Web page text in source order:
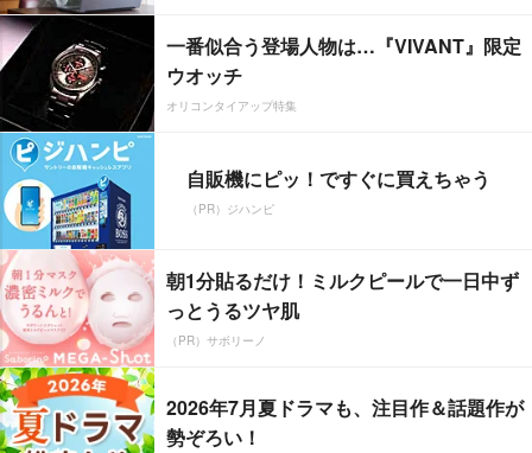
一番似合う登場人物は…『VIVANT』限定
ウオッチ
オリコンタイアップ特集
自販機にピッ！ですぐに買えちゃう
（PR）ジハンピ
朝1分貼るだけ！ミルクピールで一日中ず
っとうるツヤ肌
（PR）サボリーノ
2026年7月夏ドラマも、注目作＆話題作が
勢ぞろい！